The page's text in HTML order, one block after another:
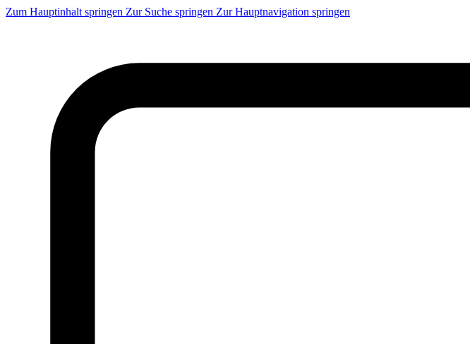
Zum Hauptinhalt springen Zur Suche springen Zur Hauptnavigation springen